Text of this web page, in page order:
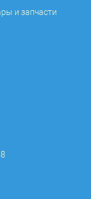
и запчасти